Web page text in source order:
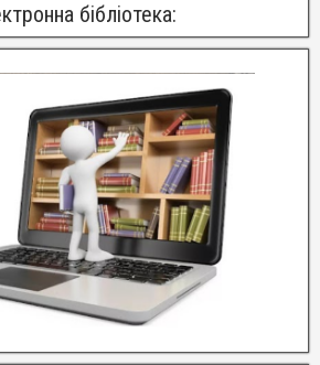
бібліотека: